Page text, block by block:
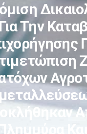
Για Την
Πλημμύρα Και